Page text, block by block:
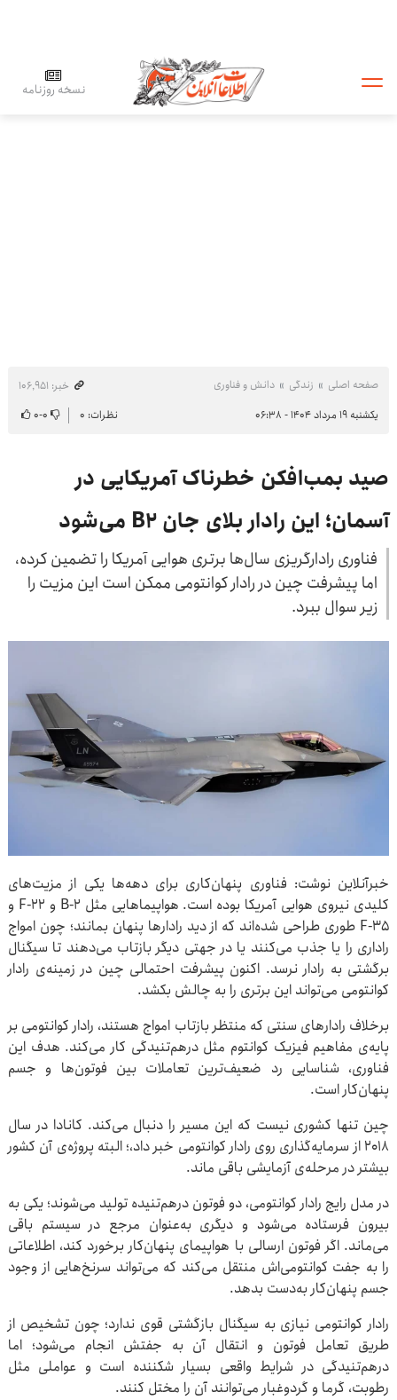
نسخه روزنامه
صفحه اصلی زندگی دانش و فناوری
خبر: ۱۰۶٬۹۵۱
یکشنبه ۱۹ مرداد ۱۴۰۴ - ۰۶:۳۸
نظرات: ۰ ۰-۰
صید بمب‌افکن خطرناک آمریکایی در
آسمان؛ این رادار بلای جان B2 می‌شود
فناوری رادارگریزی سال‌ها برتری هوایی آمریکا را تضمین کرده،
اما پیشرفت چین در رادار کوانتومی ممکن است این مزیت را
زیر سوال ببرد.
خبرآنلاین نوشت: فناوری پنهان‌کاری برای دهه‌ها یکی از مزیت‌های
کلیدی نیروی هوایی آمریکا بوده است. هواپیماهایی مثل B-۲ و F-۲۲ و
F-۳۵ طوری طراحی شده‌اند که از دید رادارها پنهان بمانند؛ چون امواج
راداری را یا جذب می‌کنند یا در جهتی دیگر بازتاب می‌دهند تا سیگنال
برگشتی به رادار نرسد. اکنون پیشرفت احتمالی چین در زمینه‌ی رادار
کوانتومی می‌تواند این برتری را به چالش بکشد.
برخلاف رادارهای سنتی که منتظر بازتاب امواج هستند، رادار کوانتومی بر
پایه‌ی مفاهیم فیزیک کوانتوم مثل درهم‌تنیدگی کار می‌کند. هدف این
فناوری، شناسایی رد ضعیف‌ترین تعاملات بین فوتون‌ها و جسم
پنهان‌کار است.
چین تنها کشوری نیست که این مسیر را دنبال می‌کند. کانادا در سال
۲۰۱۸ از سرمایه‌گذاری روی رادار کوانتومی خبر داد،؛ البته پروژه‌ی آن کشور
بیشتر در مرحله‌ی آزمایشی باقی ماند.
در مدل رایج رادار کوانتومی، دو فوتون درهم‌تنیده تولید می‌شوند؛ یکی به
بیرون فرستاده می‌شود و دیگری به‌عنوان مرجع در سیستم باقی
می‌ماند. اگر فوتون ارسالی با هواپیمای پنهان‌کار برخورد کند، اطلاعاتی
را به جفت کوانتومی‌اش منتقل می‌کند که می‌تواند سرنخ‌هایی از وجود
جسم پنهان‌کار به‌دست بدهد.
رادار کوانتومی نیازی به سیگنال بازگشتی قوی ندارد؛ چون تشخیص از
طریق تعامل فوتون و انتقال آن به جفتش انجام می‌شود؛ اما
درهم‌تنیدگی در شرایط واقعی بسیار شکننده است و عواملی مثل
رطوبت، گرما و گردوغبار می‌توانند آن را مختل کنند.